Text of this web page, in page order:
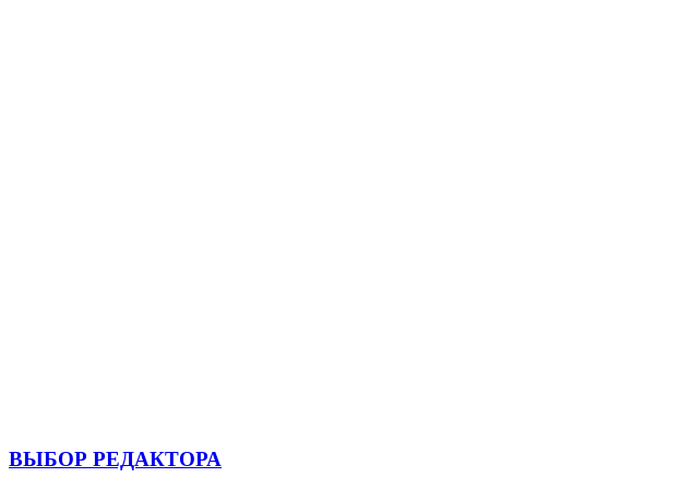
ВЫБОР РЕДАКТОРА